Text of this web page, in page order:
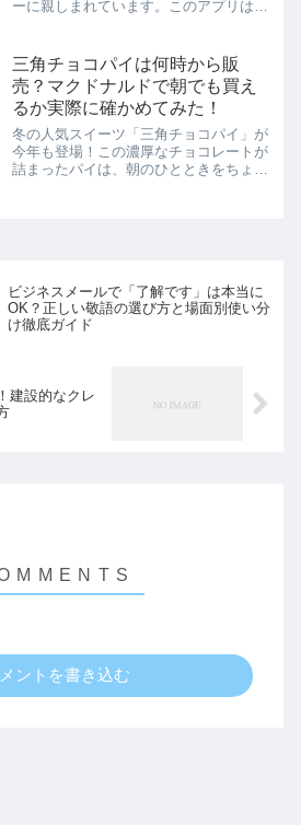
ーに親しまれています。このアプリは
す。最近のアップデートにより、入力中
の誤字やスペル...
三角チョコパイは何時から販
売？マクドナルドで朝でも買え
るか実際に確かめてみた！
冬の人気スイーツ「三角チョコパイ」が
今年も登場！この濃厚なチョコレートが
詰まったパイは、朝のひとときをちょっ
ビジネスメールで「了解です」は本当に
OK？正しい敬語の選び方と場面別使い分
け徹底ガイド
建設的なクレ
ントを書き込む